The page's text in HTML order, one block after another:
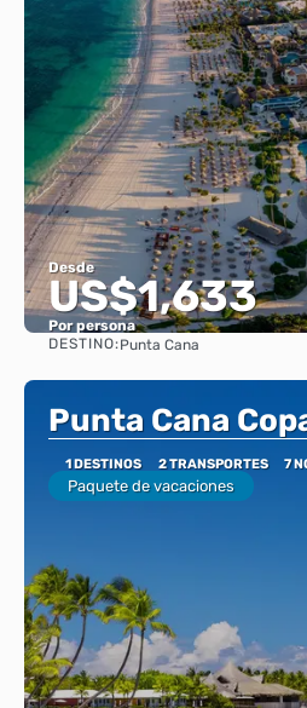
Desde
US$1,633
Por persona
DESTINO:Punta Cana
Punta Cana
1 DESTINOS 2 TRANSPORTES 7
Paquete de vacaciones